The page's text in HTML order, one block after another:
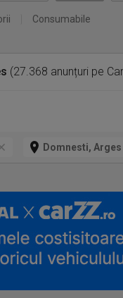
Consumabile
(27.368 anunțuri pe
Domnesti, Arges